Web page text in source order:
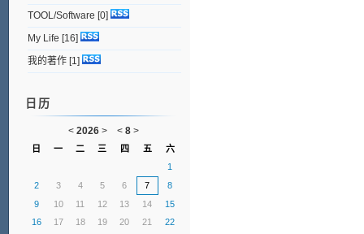
TOOL/Software [0]
My Life [16]
我的著作[1]
日历
< 2026 > < 8 >
日 一 二 三 四 五
六
1
2
3 4 5 6 7
8
9
10 11 12 13 14
15
16
17 18 19 20 21
22